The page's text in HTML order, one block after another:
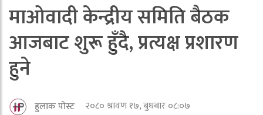
माओवादी केन्द्रीय समिति बैठक
आजबाट शुरू हुँदै, प्रत्यक्ष प्रशारण
हुने
हुलाक पोस्ट २०८० श्रावण १७, बुधबार ०८:०७